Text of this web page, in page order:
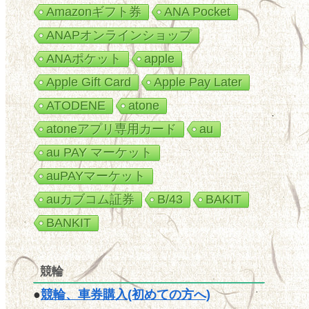
Amazonギフト券
ANA Pocket
ANAPオンラインショップ
ANAポケット
apple
Apple Gift Card
Apple Pay Later
ATODENE
atone
atoneアプリ専用カード
au
au PAY マーケット
auPAYマーケット
auカブコム証券
B/43
BAKIT
BANKIT
競輪
●競輪、車券購入(初めての方へ)